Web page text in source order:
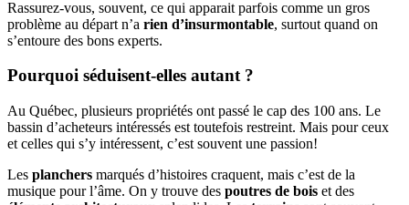
Rassurez-vous, souvent, ce qui apparait parfois comme un gros
problème au départ n’a rien d’insurmontable, surtout quand on
s’entoure des bons experts.
Pourquoi séduisent-elles autant ?
Au Québec, plusieurs propriétés ont passé le cap des 100 ans. Le
bassin d’acheteurs intéressés est toutefois restreint. Mais pour ceux
et celles qui s’y intéressent, c’est souvent une passion!
Les planchers marqués d’histoires craquent, mais c’est de la
musique pour l’âme. On y trouve des poutres de bois et des